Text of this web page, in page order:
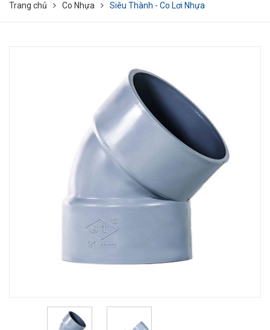
Trang chủ Co Nhựa Siêu Thành - Co Lơi Nhựa